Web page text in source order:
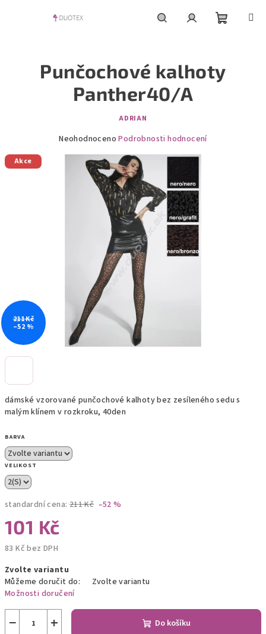
košík
dámské vzorované punčochové kalhoty bez zesíleného sedu s
malým klínem v rozkroku, 40den
BARVA
VELIKOST
standardní cena: 211 Kč –52 %
101 Kč
83 Kč bez DPH
cena:
Zvolte variantu
Můžeme doručit do:
Zvolte variantu
Možnosti doručení
+
− Do košíku
Punčochové kalhoty
Panther40/A
ADRIAN
Průměrné
produktu
Neohodnoceno Podrobnosti hodnocení
Akce
211 Kč
–52 %